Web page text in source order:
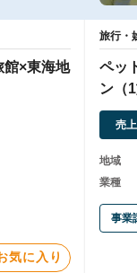
館×東海地
気に入り
旅行・
ペッ
ン（
売
地域
業種
事業